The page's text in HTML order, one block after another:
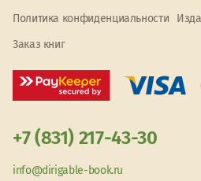
Политика конфиденциальности
Заказ книг
+7 (831) 217-43-30
info@dirigable-book.ru